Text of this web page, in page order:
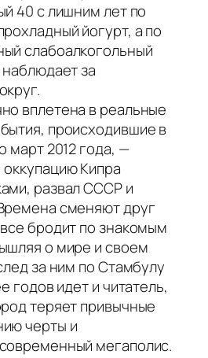
40 с лишним лет по
йогурт, а по
слабоалкогольный
за
вплетена в реальные
происходившие в
март 2012 года, —
Кипра
развал СССР и
сменяют друг
бродит по знакомым
о мире и своем
за ним по Стамбулу
годов идет и читатель,
теряет привычные
черты и
мегаполис.